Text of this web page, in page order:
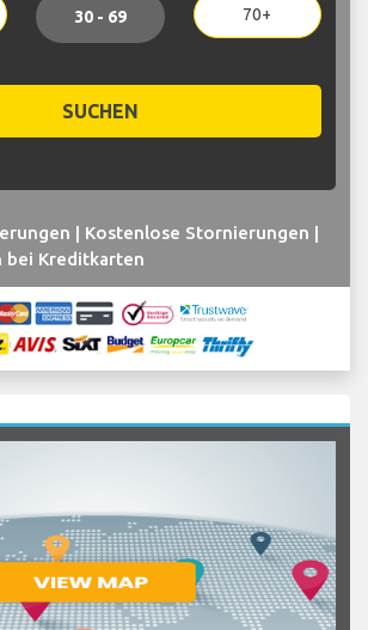
30 - 69 70+
SUCHEN
| Kostenlose Stornierungen |
bei Kreditkarten